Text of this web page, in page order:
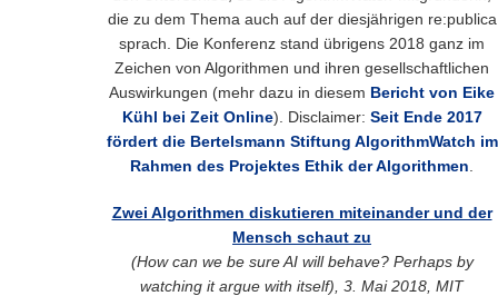
die zu dem Thema auch auf der diesjährigen re:publica
sprach. Die Konferenz stand übrigens 2018 ganz im
Zeichen von Algorithmen und ihren gesellschaftlichen
Auswirkungen (mehr dazu in diesem Bericht von Eike
Kühl bei Zeit Online). Disclaimer: Seit Ende 2017
fördert die Bertelsmann Stiftung AlgorithmWatch im
Rahmen des Projektes Ethik der Algorithmen
Zwei Algorithmen diskutieren miteinander und der
Mensch schaut zu
(How can we be sure AI will behave? Perhaps by
watching it argue with itself), 3. Mai 2018, MIT